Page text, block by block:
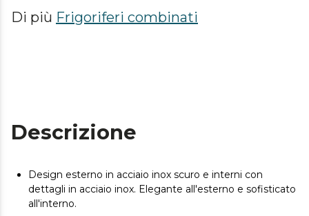
Di più Frigoriferi combinati
Descrizione
Design esterno in acciaio inox scuro e interni con
dettagli in acciaio inox. Elegante all'esterno e sofisticato
all'interno.